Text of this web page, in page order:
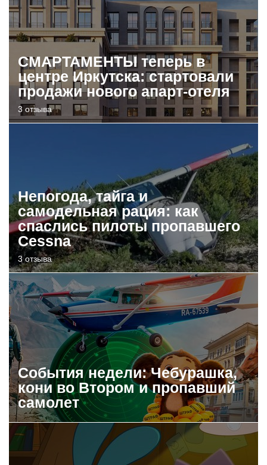
СМАРТАМЕНТЫ теперь в
центре Иркутска: стартовали
продажи нового апарт-отеля
3 отзыва
Непогода, тайга и
самодельная рация: как
спаслись пилоты пропавшего
Cessna
3 отзыва
События недели: Чебурашка,
кони во Втором и пропавший
самолет